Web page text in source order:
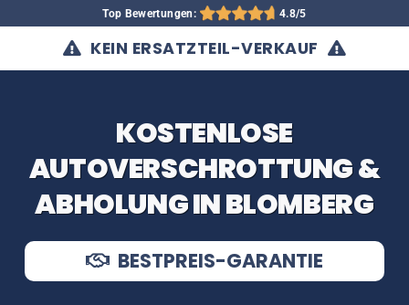
Top Bewertungen: 4.8/5
KEIN ERSATZTEIL-VERKAUF
KOSTENLOSE
AUTOVERSCHROTTUNG &
ABHOLUNG IN BLOMBERG
BESTPREIS-GARANTIE